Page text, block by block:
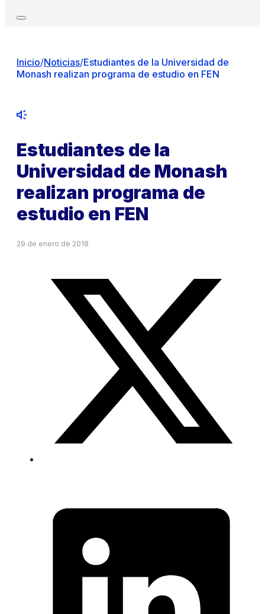
Inicio/Noticias/Estudiantes de la Universidad de
Monash realizan programa de estudio en FEN
Estudiantes de la
Universidad de Monash
realizan programa de
estudio en FEN
29 de enero de 2018